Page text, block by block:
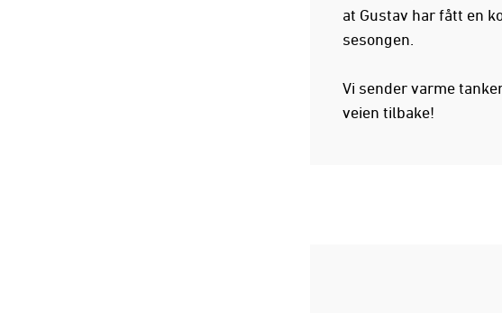
at Gustav har fått en
sesongen.
Vi sender varme
veien tilbake!